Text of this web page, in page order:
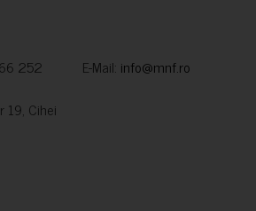
252 E-Mail: info@mnf.ro
19, Cihei